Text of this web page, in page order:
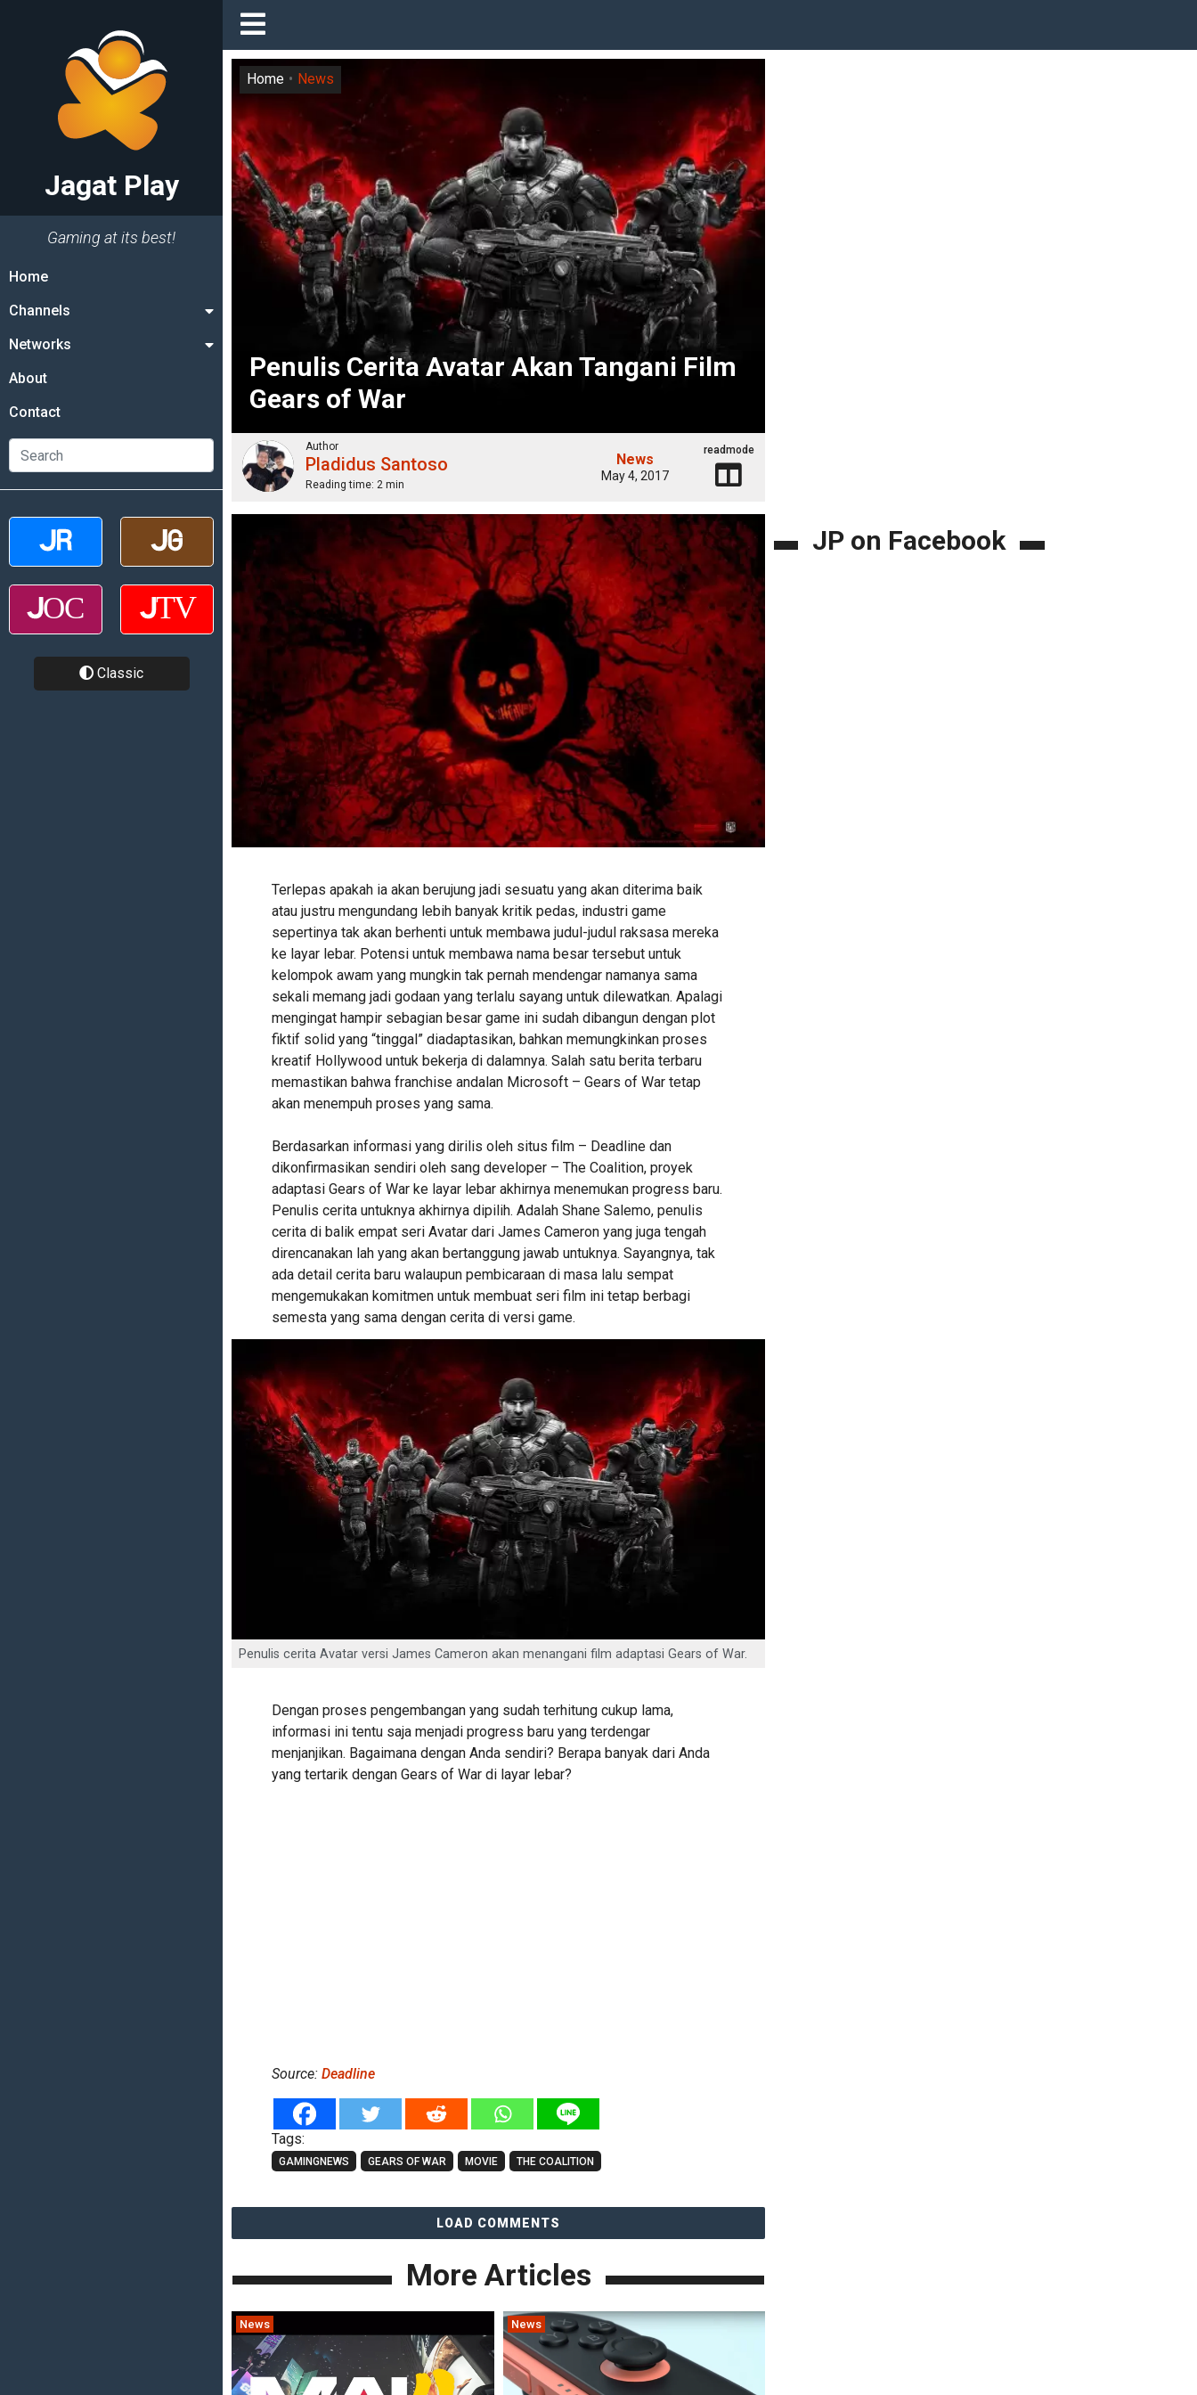
Jagat Play
Gaming at its best!
Home
Channels
Networks
About
Contact
Classic
Penulis Cerita Avatar Akan Tangani Film
Gears of War
Home News
Author
Pladidus Santoso
Reading time: 2 min
News
May 4, 2017
readmode
Terlepas apakah ia akan berujung jadi sesuatu yang akan diterima baik
atau justru mengundang lebih banyak kritik pedas, industri game
sepertinya tak akan berhenti untuk membawa judul-judul raksasa mereka
ke layar lebar. Potensi untuk membawa nama besar tersebut untuk
kelompok awam yang mungkin tak pernah mendengar namanya sama
sekali memang jadi godaan yang terlalu sayang untuk dilewatkan. Apalagi
mengingat hampir sebagian besar game ini sudah dibangun dengan plot
fiktif solid yang “tinggal” diadaptasikan, bahkan memungkinkan proses
kreatif Hollywood untuk bekerja di dalamnya. Salah satu berita terbaru
memastikan bahwa franchise andalan Microsoft – Gears of War tetap
akan menempuh proses yang sama.
Berdasarkan informasi yang dirilis oleh situs film – Deadline dan
dikonfirmasikan sendiri oleh sang developer – The Coalition, proyek
adaptasi Gears of War ke layar lebar akhirnya menemukan progress baru.
Penulis cerita untuknya akhirnya dipilih. Adalah Shane Salemo, penulis
cerita di balik empat seri Avatar dari James Cameron yang juga tengah
direncanakan lah yang akan bertanggung jawab untuknya. Sayangnya, tak
ada detail cerita baru walaupun pembicaraan di masa lalu sempat
mengemukakan komitmen untuk membuat seri film ini tetap berbagi
semesta yang sama dengan cerita di versi game.
Penulis cerita Avatar versi James Cameron akan menangani film adaptasi Gears of War.
Dengan proses pengembangan yang sudah terhitung cukup lama,
informasi ini tentu saja menjadi progress baru yang terdengar
menjanjikan. Bagaimana dengan Anda sendiri? Berapa banyak dari Anda
yang tertarik dengan Gears of War di layar lebar?
Source: Deadline
Tags:
GAMINGNEWS GEARS OF WAR MOVIE THE COALITION
LOAD COMMENTS
More Articles
News News
JP on Facebook